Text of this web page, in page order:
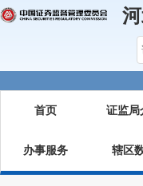
首页 证监局
办事服务 辖区